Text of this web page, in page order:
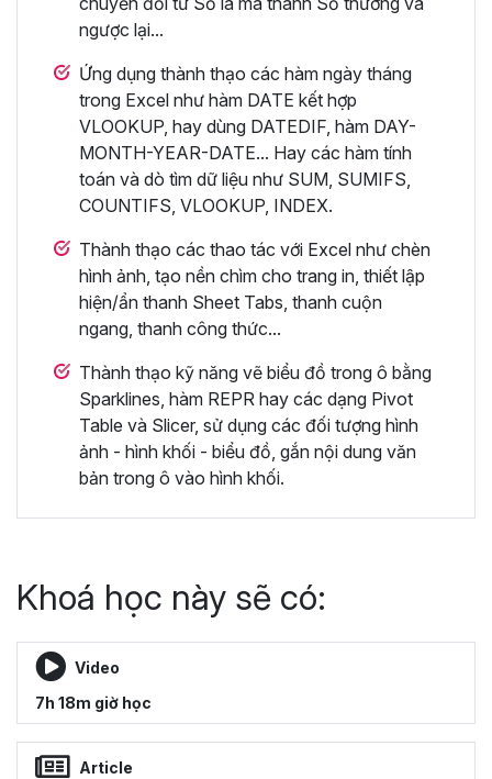
ngược lại...
Ứng dụng thành thạo các hàm ngày tháng
trong Excel như hàm DATE kết hợp
VLOOKUP, hay dùng DATEDIF, hàm DAY-
MONTH-YEAR-DATE... Hay các hàm tính
toán và dò tìm dữ liệu như SUM, SUMIFS,
COUNTIFS, VLOOKUP, INDEX.
Thành thạo các thao tác với Excel như chèn
hình ảnh, tạo nền chìm cho trang in, thiết lập
hiện/ẩn thanh Sheet Tabs, thanh cuộn
ngang, thanh công thức...
Thành thạo kỹ năng vẽ biểu đồ trong ô bằng
Sparklines, hàm REPR hay các dạng Pivot
Table và Slicer, sử dụng các đối tượng hình
ảnh - hình khối - biểu đồ, gắn nội dung văn
bản trong ô vào hình khối.
Khoá học này sẽ có:
Video
7h 18m giờ học
Article